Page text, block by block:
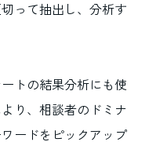
って抽出し、分析す
トの結果分析にも使
り、相談者のドミナ
ードをピックアップ